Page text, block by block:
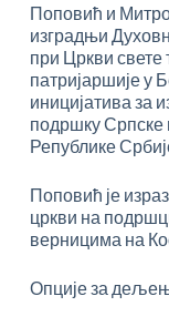
Поповић и
изградњи
при Цркви свете
патријаршије у
иницијатива за
подршку
Републике
Поповић је
цркви на
верницима на
Опције за